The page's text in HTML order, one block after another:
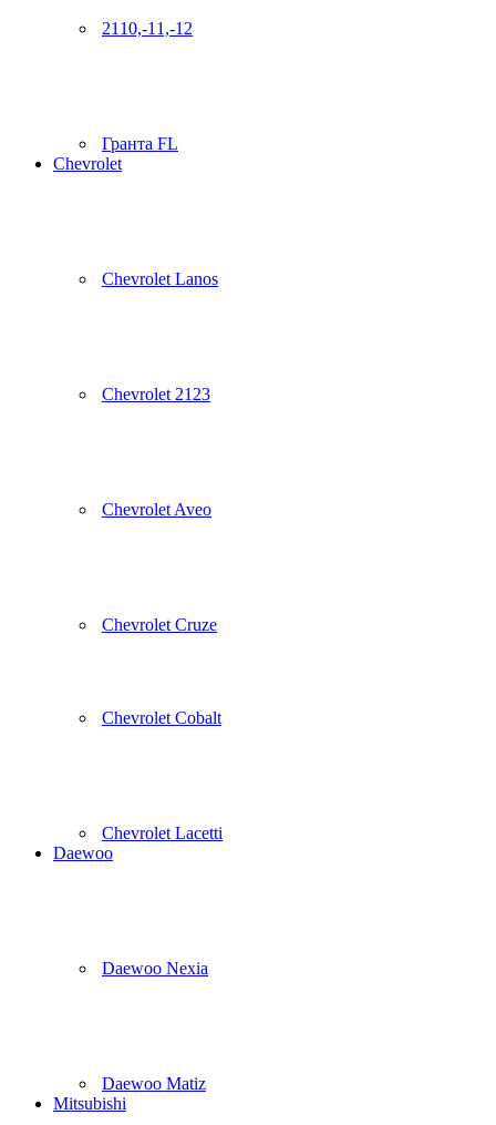
2110,-11,-12
Гранта FL
Chevrolet
Chevrolet Lanos
Chevrolet 2123
Chevrolet Aveo
Chevrolet Cruze
Chevrolet Cobalt
Chevrolet Lacetti
Daewoo
Daewoo Nexia
Daewoo Matiz
Mitsubishi